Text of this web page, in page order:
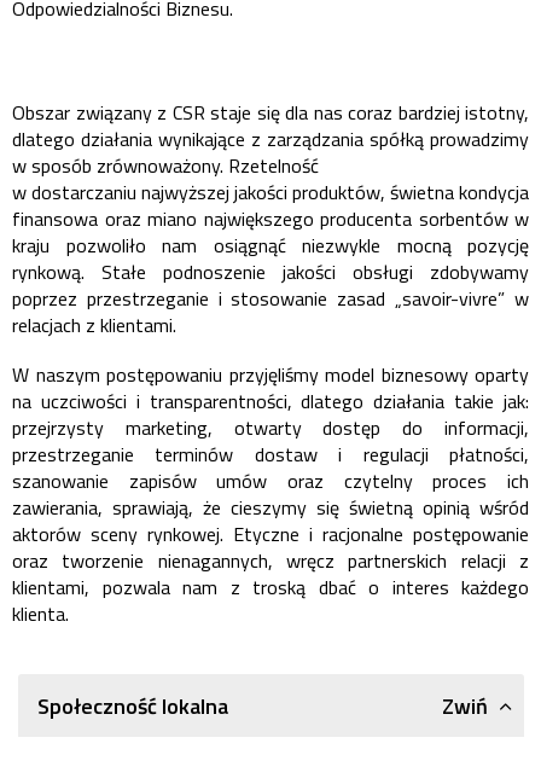
Odpowiedzialności Biznesu.
Obszar związany z CSR staje się dla nas coraz bardziej istotny,
dlatego działania wynikające z zarządzania spółką prowadzimy
w sposób zrównoważony. Rzetelność
w dostarczaniu najwyższej jakości produktów, świetna kondycja
finansowa oraz miano największego producenta sorbentów w
kraju pozwoliło nam osiągnąć niezwykle mocną pozycję
rynkową. Stałe podnoszenie jakości obsługi zdobywamy
poprzez przestrzeganie i stosowanie zasad „savoir-vivre” w
relacjach z klientami.
W naszym postępowaniu przyjęliśmy model biznesowy oparty
na uczciwości i transparentności, dlatego działania takie jak:
przejrzysty marketing, otwarty dostęp do informacji,
przestrzeganie terminów dostaw i regulacji płatności,
szanowanie zapisów umów oraz czytelny proces ich
zawierania, sprawiają, że cieszymy się świetną opinią wśród
aktorów sceny rynkowej. Etyczne i racjonalne postępowanie
oraz tworzenie nienagannych, wręcz partnerskich relacji z
klientami, pozwala nam z troską dbać o interes każdego
klienta.
Społeczność lokalna Zwiń